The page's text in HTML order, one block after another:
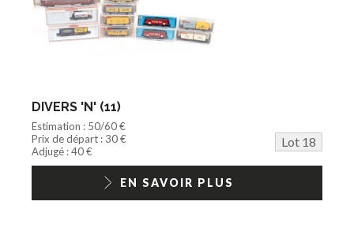
DIVERS 'N' (11)
Estimation : 50/60 €
Prix de départ : 30 €
Lot 18
Adjugé : 40 €
EN SAVOIR PLUS